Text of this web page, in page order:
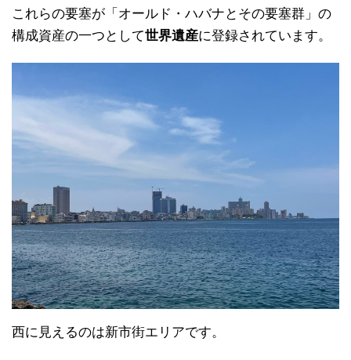
これらの要塞が「オールド・ハバナとその要塞群」の
構成資産の一つとして世界遺産に登録されています。
西に見えるのは新市街エリアです。